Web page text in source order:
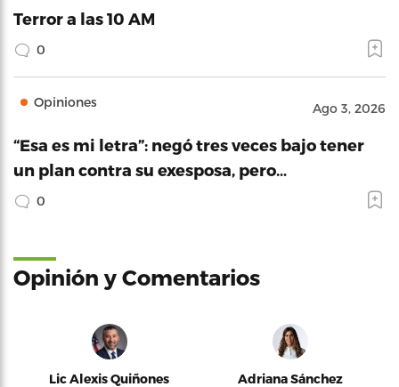
Terror a las 10 AM
0
Opiniones Ago 3, 2026
“Esa es mi letra”: negó tres veces bajo tener
un plan contra su exesposa, pero…
0
Opinión y Comentarios
Lic Alexis Quiñones Adriana Sánchez